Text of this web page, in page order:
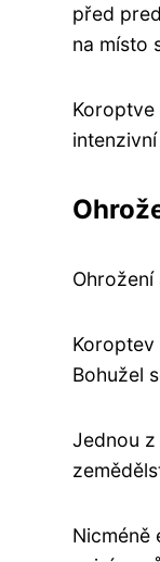
před
na místo
Bohužel
Jednou
Nicméně